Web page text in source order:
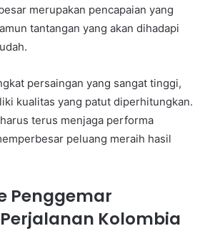
merupakan pencapaian yang
tantangan yang akan dihadapi
persaingan yang sangat tinggi,
kualitas yang patut diperhitungkan.
terus menjaga performa
peluang meraih hasil
Penggemar
Kolombia